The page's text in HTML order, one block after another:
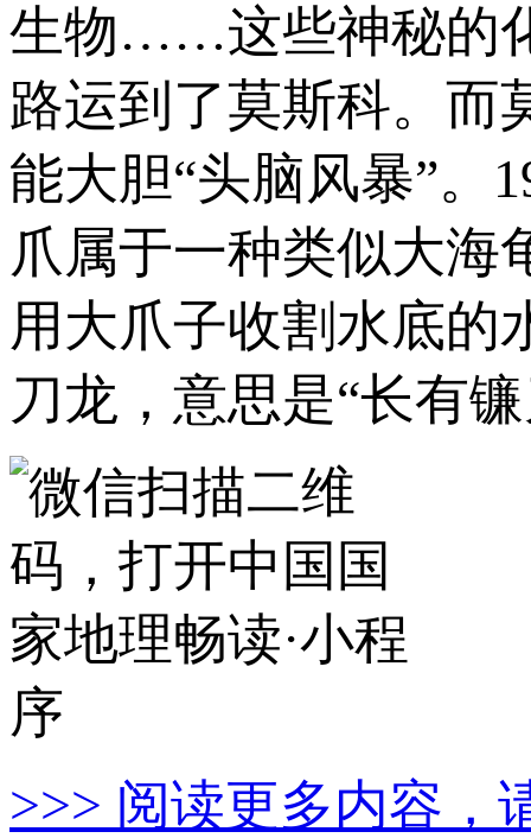
生物……这些神秘的
路运到了莫斯科。而
能大胆“头脑风暴”。
爪属于一种类似大海
用大爪子收割水底的
刀龙，意思是“长有
>>> 阅读更多内容，